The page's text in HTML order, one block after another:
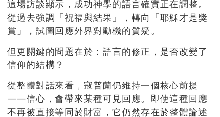
這場訪談顯示，成功神學的語言確實正在調整。
從過去強調「祝福與結果」，轉向「耶穌才是獎
賞」，試圖回應外界對動機的質疑。
但更關鍵的問題在於：語言的修正，是否改變了
信仰的結構？
從整體對話來看，寇普蘭仍維持一個核心前提
——信心，會帶來某種可見回應。即使這種回應
不再被直接等同於財富，它仍然存在於整體論述